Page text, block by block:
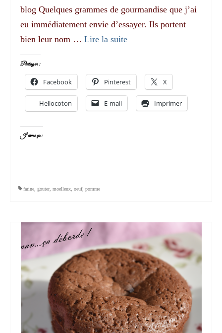
blog Quelques grammes de gourmandise que j’ai
eu immédiatement envie d’essayer. Ils portent
bien leur nom … Lire la suite­­
Partager :
Facebook Pinterest X
Hellocoton E-mail Imprimer
J’aime ça :
farine gouter, moelleux oeuf, pomme